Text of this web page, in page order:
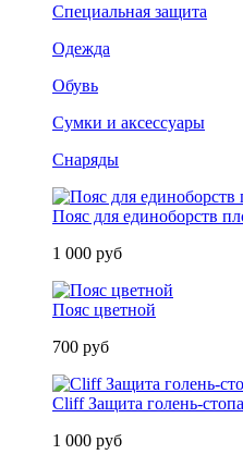
Специальная защита
Одежда
Обувь
Сумки и аксессуары
Снаряды
Пояс для единоборств
1 000 руб
Пояс цветной
700 руб
Cliff Защита голень-стопа
1 000 руб